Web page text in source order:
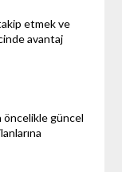
etmek ve
avantaj
öncelikle güncel